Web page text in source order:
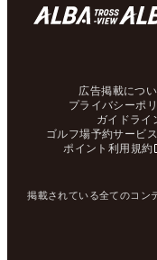
広告掲載につ
プライバシーポ
ガイドライ
ゴルフ場予約サービ
ポイント利用規約
掲載されている全てのコン